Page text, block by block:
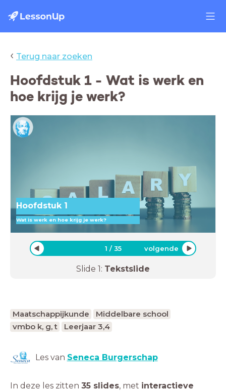
‹ Terug naar zoeken
Hoofdstuk 1 - Wat is werk en
hoe krijg je werk?
Hoofdstuk 1
Wat is werk en hoe krijg je werk?
1 /35 volgende
Slide 1: Tekstslide
Maatschappijkunde
Middelbare school
vmbo k, g, t
Leerjaar 3,4
Les van Seneca Burgerschap
In deze les zitten 35 slides, met interactieve